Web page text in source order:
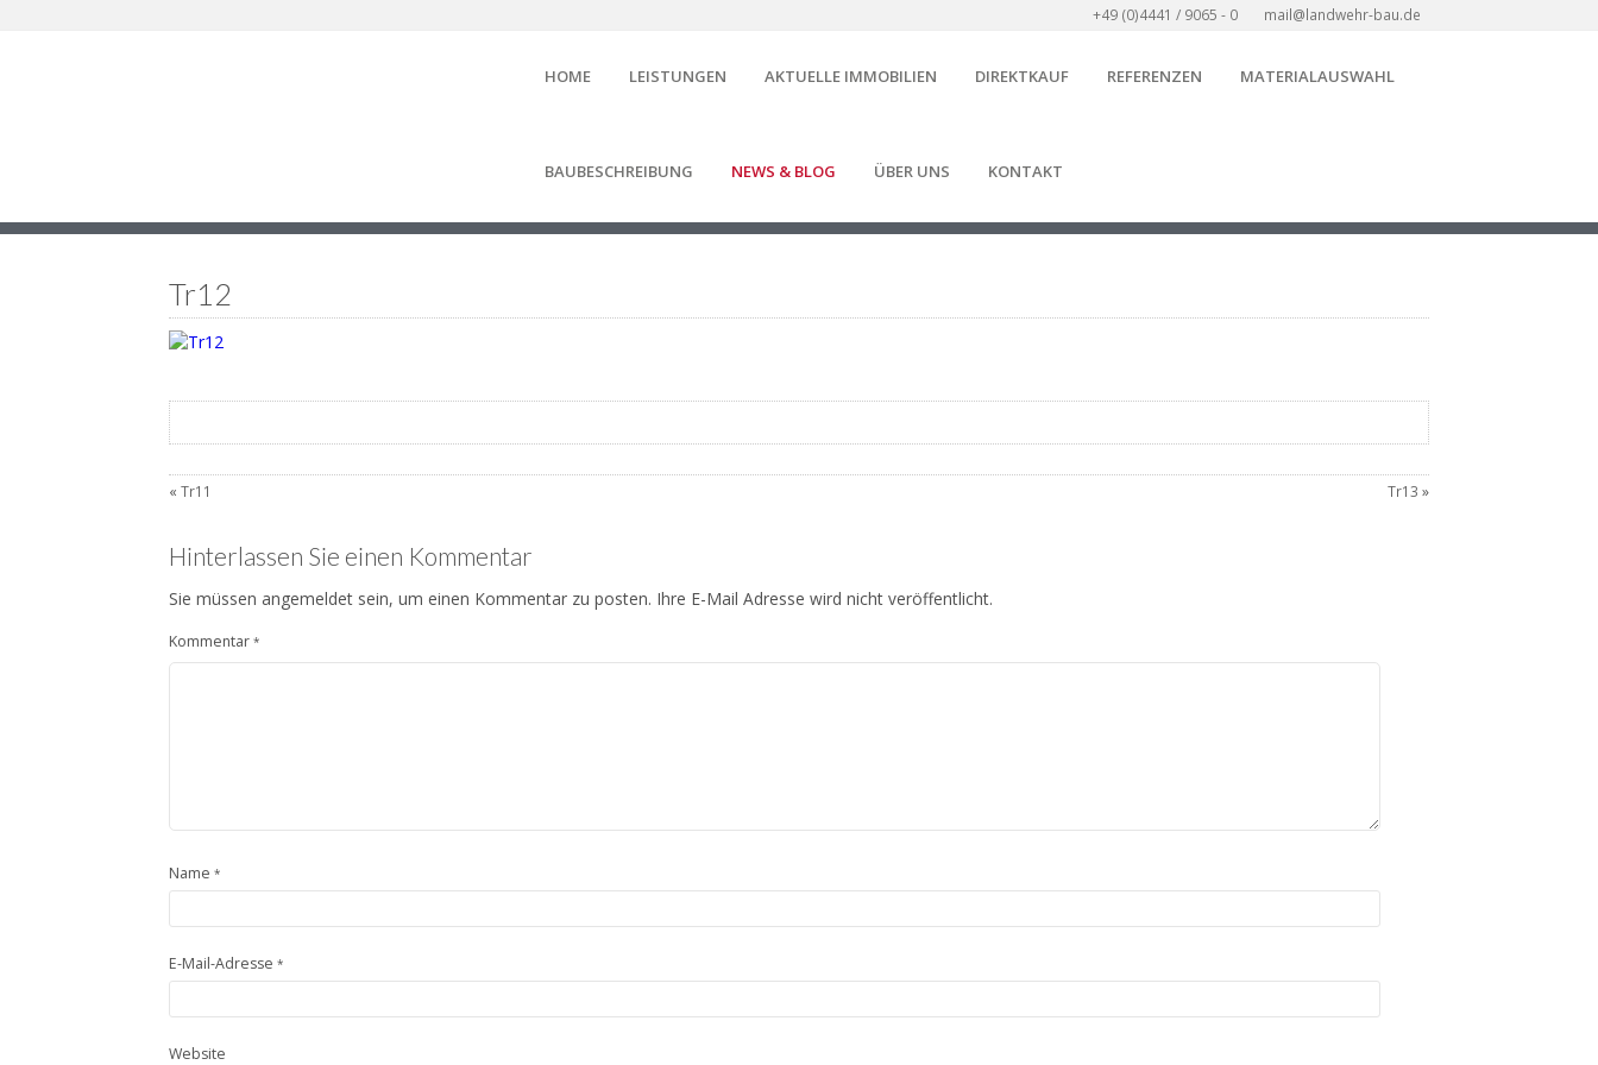
+49 (0)4441 / 9065 - 0 mail@landwehr-bau.de
HOME LEISTUNGEN AKTUELLE IMMOBILIEN DIREKTKAUF REFERENZEN MATERIALAUSWAHL
BAUBESCHREIBUNG NEWS & BLOG ÜBER UNS KONTAKT
Tr12
« Tr11 Tr13 »
Hinterlassen Sie einen Kommentar
Sie müssen angemeldet sein, um einen Kommentar zu posten. Ihre E-Mail Adresse wird nicht veröffentlicht.
Kommentar *
Name *
E-Mail-Adresse *
Website